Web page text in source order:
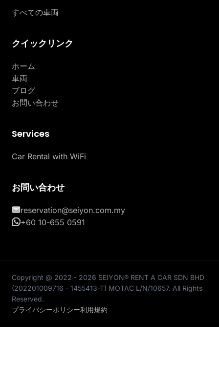
すべての車両
Services
Car Rental with WiFi
クイックリンク
ホーム
車両
ブログ
お問い合わせ
お問い合わせ
reservation@seiyon.com.my
+60 10-655 0591
Copyright @ 2022 - 2026 SEIYON® RENT A CAR SDN BHD
(202201009716 - 1455413-T) MOTAC L/N/10657. All Rights
Reserved.
プライバシーポリシー利用規約